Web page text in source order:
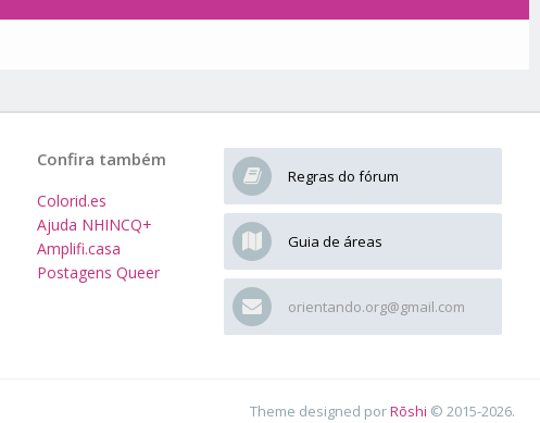
Regras do fórum
Guia de áreas
orientando.org@gmail.com
Confira também
Colorid.es
Ajuda NHINCQ+
Amplifi.casa
Postagens Queer
Theme designed porRōshi © 2015-2026.